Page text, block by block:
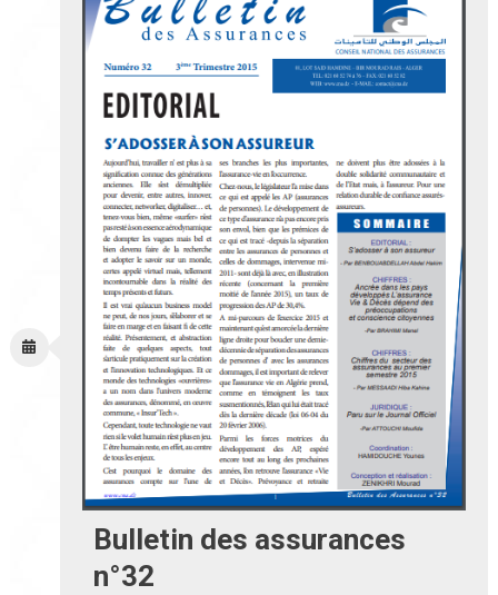
Bulletin des assurances
n°32